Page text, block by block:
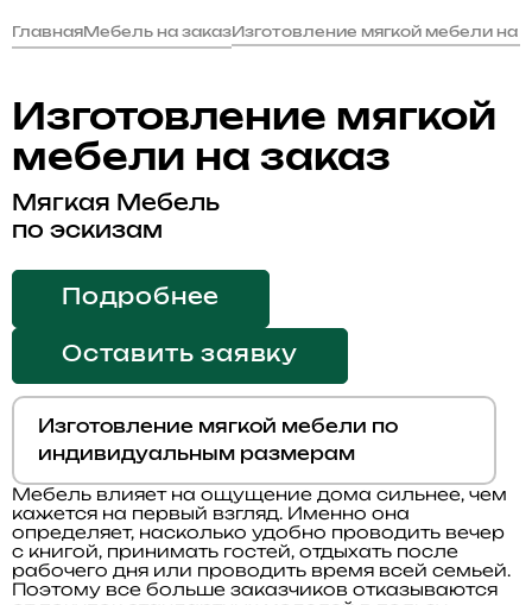
ГлавнаяМебель на заказИзготовление мягкой мебели на
Изготовление мягкой
мебели на заказ
Мягкая Мебель
по эскизам
Подробнее
Оставить заявку
Изготовление мягкой мебели по
индивидуальным размерам
Мебель влияет на ощущение дома сильнее, чем
кажется на первый взгляд. Именно она
определяет, насколько удобно проводить вечер
с книгой, принимать гостей, отдыхать после
рабочего дня или проводить время всей семьей.
Поэтому все больше заказчиков отказываются